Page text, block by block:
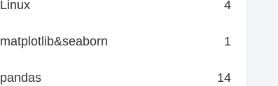
Linux 4
matplotlib&seaborn 1
pandas 14